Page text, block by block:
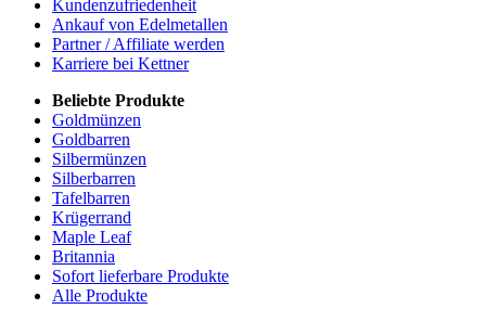
Kundenzufriedenheit
Ankauf von Edelmetallen
Partner / Affiliate werden
Karriere bei Kettner
Beliebte Produkte
Goldmünzen
Goldbarren
Silbermünzen
Silberbarren
Tafelbarren
Krügerrand
Maple Leaf
Britannia
Sofort lieferbare Produkte
Alle Produkte